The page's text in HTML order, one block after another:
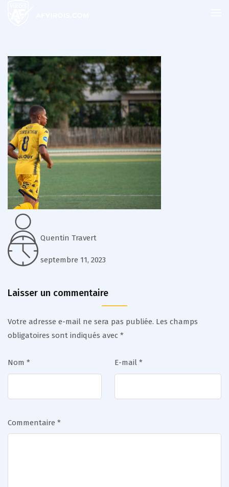
Quentin Travert
septembre 11, 2023
Laisser un commentaire
Votre adresse e-mail ne sera pas publiée. Les champs
obligatoires sont indiqués avec *
Nom * E-mail *
Commentaire *